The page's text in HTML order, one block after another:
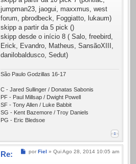
jumpman23, jaogui, maxxmus, west
forum, pbrodbeck, Foggiatto, lukaum)
skipp a partir da 5 pick ()
skipp desde o início 8 ( Salo, freebird,
Erick, Evandro, Matheus, SansãoXIII,
danilobaldusco, Sedut)
São Paulo Godzillas 16-17
C - Jared Sullinger / Donatas Sabonis
PF - Paul Millsap / Dwight Powell
SF - Tony Allen / Luke Babbit
SG - Kent Bazemore / Troy Daniels
PG - Eric Bledsoe
Mensagem
por Fiel » Qui Ago 28, 2014 10:05 am
Re: